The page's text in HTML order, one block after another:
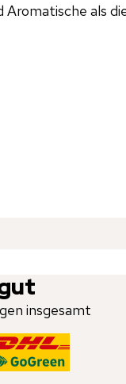
Aromatische als
insgesamt